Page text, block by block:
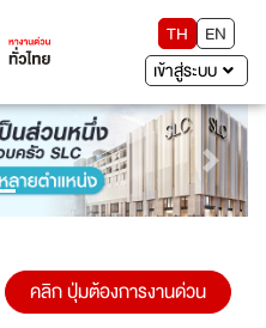
TH
EN
เข้าสู่ระบบ
Next
คลิก ปุ่มต้องการงานด่วน